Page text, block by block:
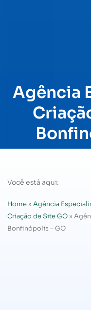
Agência
Você está aqui:
Home » Agência
Criação de Site GO »
Bonfinópolis – GO